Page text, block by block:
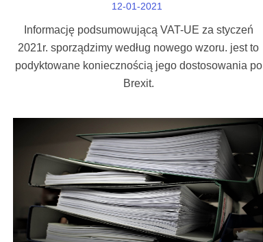
12-01-2021
Informację podsumowującą VAT-UE za styczeń
2021r. sporządzimy według nowego wzoru. jest to
podyktowane koniecznością jego dostosowania po
Brexit.